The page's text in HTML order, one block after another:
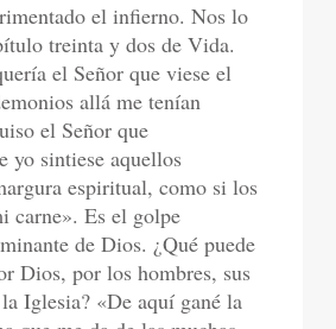
el infierno. Nos lo
treinta y dos de Vida.
el Señor que viese el
allá me tenían
el Señor que
yo sintiese aquellos
espiritual, como si los
carne». Es el golpe
de Dios. ¿Qué puede
Dios, por los hombres, sus
Iglesia? «De aquí gané la